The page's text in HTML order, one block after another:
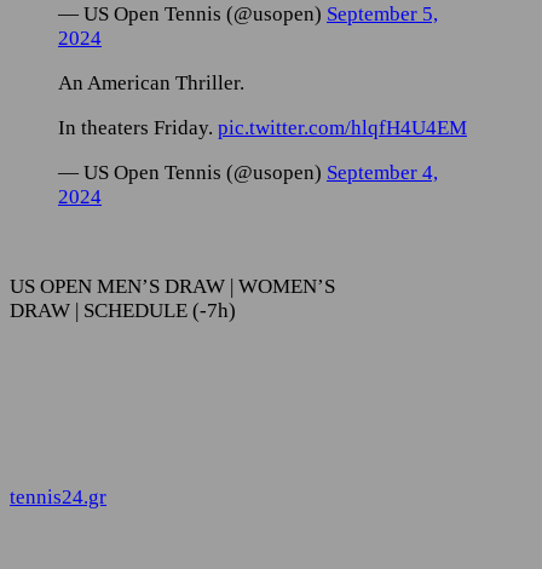
— US Open Tennis (@usopen) September 5,
2024
An American Thriller.
In theaters Friday. pic.twitter.com/hlqfH4U4EM
— US Open Tennis (@usopen) September 4,
2024
US OPEN MEN’S DRAW | WOMEN’S
DRAW | SCHEDULE (-7h)
tennis24.gr